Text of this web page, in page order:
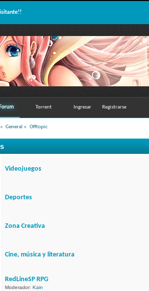
Forum Torrent Ingresar Registrarse
» General » Offtopic
Videojuegos
Deportes
Zona Creativa
Cine, música y literatura
RedLineSP RPG
Moderador: Kain